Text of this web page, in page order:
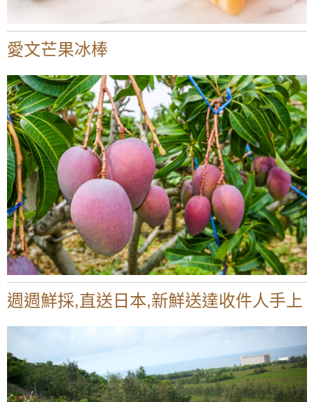
愛文芒果冰棒
週週鮮採,直送日本,新鮮送達收件人手上